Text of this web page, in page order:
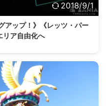
2018/9/1
アップ！》《レッツ・パー
リア自由化へ